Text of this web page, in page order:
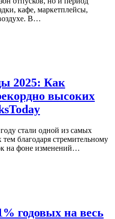
кафе, маркетплейсы,
В…
2025: Как
высоких
стали одной из самых
благодаря стремительному
на фоне изменений…
годовых на весь